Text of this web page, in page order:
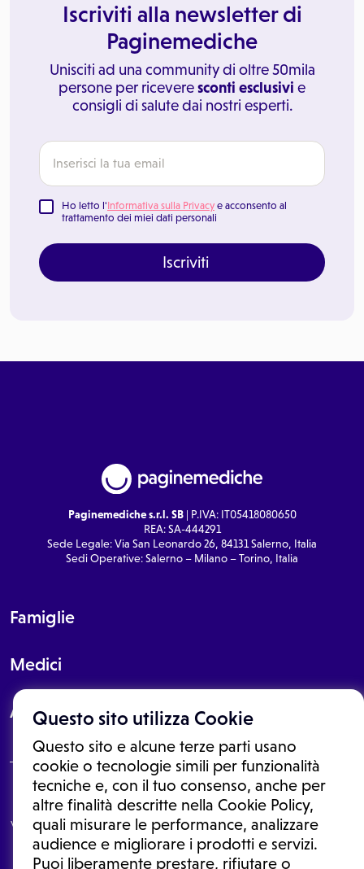
Questo sito utilizza Cookie
Questo sito e alcune terze parti usano
cookie o tecnologie simili per funzionalità
tecniche e, con il tuo consenso, anche per
altre finalità descritte nella Cookie Policy,
quali misurare le performance, analizzare
audience e migliorare i prodotti e servizi.
Puoi liberamente prestare, rifiutare o
Iscriviti alla newsletter di
Paginemediche
Unisciti ad una community di oltre 50mila
persone per riceveresconti esclusivi e
consigli di salute dai nostri esperti.
Ho letto l'Informativa sulla Privacy e acconsento al
trattamento dei miei dati personali
Iscriviti
Paginemediche s.r.l. SB| P.IVA: IT05418080650
REA: SA-444291
Sede Legale: Via San Leonardo 26, 84131 Salerno, Italia
Sedi Operative: Salerno – Milano – Torino, Italia
Famiglie
Medici
About
Le informazioni proposte in questo sito non sono un consulto medico.
In nessun caso, queste informazioni sostituiscono un consulto, una
visita o una diagnosi formulata dal medico. Non si devono considerare
le informazioni disponibili come suggerimenti per la formulazione di
una diagnosi, la determinazione di un trattamento o l'assunzione o
sospensione di un farmaco senza prima consultare un medico di